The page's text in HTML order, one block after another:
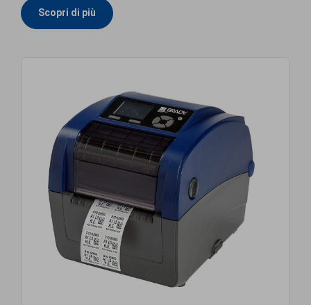
Scopri di più